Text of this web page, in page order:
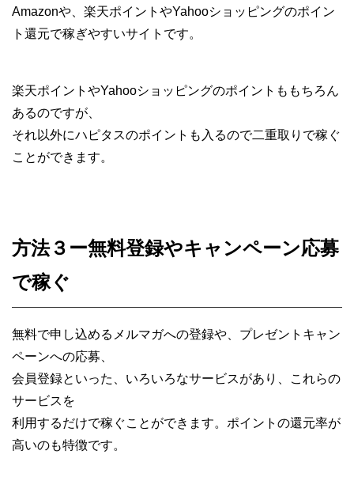
Amazonや、楽天ポイントやYahooショッピングのポイン
ト還元で稼ぎやすいサイトです。
楽天ポイントやYahooショッピングのポイントももちろん
あるのですが、
それ以外にハピタスのポイントも入るので二重取りで稼ぐ
ことができます。
方法３ー無料登録やキャンペーン応募
で稼ぐ
無料で申し込めるメルマガへの登録や、 プレゼントキャン
ペーンへの応募、
会員登録といった、いろいろなサービスがあり、これらの
サービスを
利用するだけで稼ぐことができます。 ポイントの還元率が
高いのも特徴です。